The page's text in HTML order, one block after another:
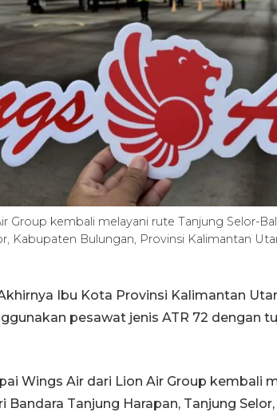
Group kembali melayani rute Tanjung Selor-
Kabupaten Bulungan, Provinsi Kalimantan
Ibu Kota Provinsi Kalimantan
pesawat jenis ATR 72 dengan
Wings Air dari Lion Air Group kembali
Bandara Tanjung Harapan, Tanjung